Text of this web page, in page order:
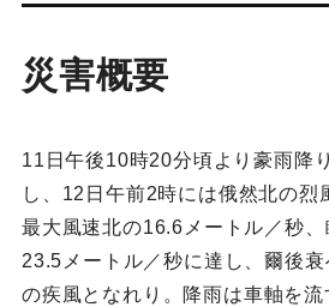
災害概要
11日午後10時20分頃より豪雨降
し、12日午前2時には俄然北の烈
最大風速北の16.6メートル／秒
23.5メートル／秒に達し、爾後
の疾風となれり。降雨は車軸を